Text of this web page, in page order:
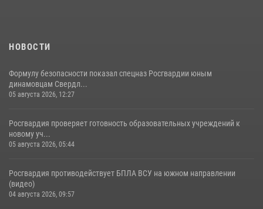
НОВОСТИ
Формулу безопасности показал спецназ Росгвардии юным
динамовцам Свердл...
05 августа 2026, 12:27
Росгвардия проверяет готовность образовательных учреждений к
новому уч...
05 августа 2026, 05:44
Росгвардия противодействует БПЛА ВСУ на южном направлении
(видео)
04 августа 2026, 09:57